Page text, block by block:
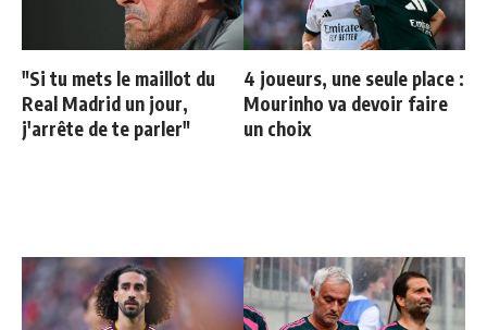
"Si tu mets le maillot du
Real Madrid un jour,
j'arrête de te parler"
4 joueurs, une seule place :
Mourinho va devoir faire
un choix